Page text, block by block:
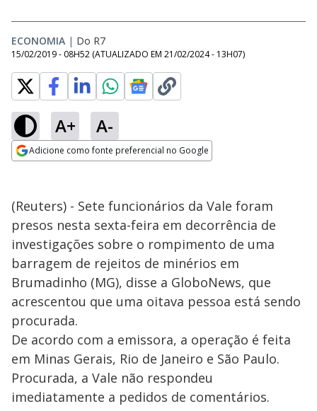
ECONOMIA | Do R7
15/02/2019 - 08H52 (ATUALIZADO EM 21/02/2024 - 13H07)
A+ A-
Adicione como fonte preferencial no Google
(Reuters) - Sete funcionários da Vale foram
presos nesta sexta-feira em decorrência de
investigações sobre o rompimento de uma
barragem de rejeitos de minérios em
Brumadinho (MG), disse a GloboNews, que
acrescentou que uma oitava pessoa está sendo
procurada.
De acordo com a emissora, a operação é feita
em Minas Gerais, Rio de Janeiro e São Paulo.
Procurada, a Vale não respondeu
imediatamente a pedidos de comentários.